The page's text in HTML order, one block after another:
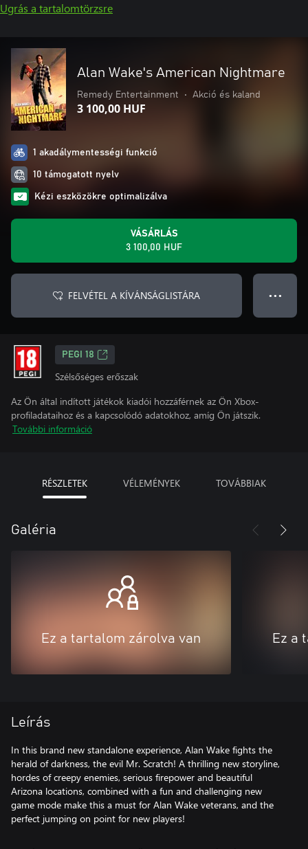
Ugrás a tartalomtörzsre
Alan Wake's American Nightmare
Remedy Entertainment • Akció és kaland
3 100,00 HUF
1 akadálymentességi funkció
10 támogatott nyelv
Kézi eszközökre optimalizálva
VÁSÁRLÁS
3 100,00 HUF
FELVÉTEL A KÍVÁNSÁGLISTÁRA ● ● ●
PEGI 18
Szélsőséges erőszak
Az Ön által indított játékok kiadói hozzáférnek az Ön Xbox-
profiladataihoz és a kapcsolódó adatokhoz, amíg Ön játszik.
További információ
RÉSZLETEK VÉLEMÉNYEK TOVÁBBIAK
Galéria
Ez a tartalom zárolva van Ez a
Leírás
In this brand new standalone experience, Alan Wake fights the
herald of darkness, the evil Mr. Scratch! A thrilling new storyline,
hordes of creepy enemies, serious firepower and beautiful
Arizona locations, combined with a fun and challenging new
game mode make this a must for Alan Wake veterans, and the
perfect jumping on point for new players!